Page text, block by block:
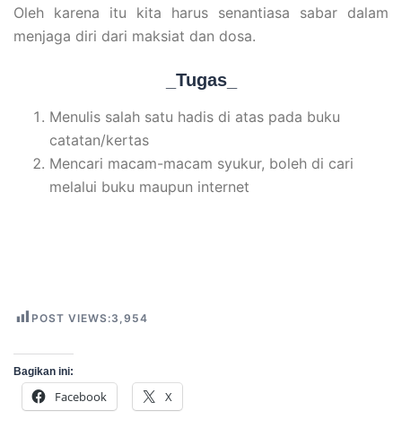
Oleh karena itu kita harus senantiasa sabar dalam
menjaga diri dari maksiat dan dosa.
_Tugas_
Menulis salah satu hadis di atas pada buku
catatan/kertas
Mencari macam-macam syukur, boleh di cari
melalui buku maupun internet
POST VIEWS:3,954
Bagikan ini:
Facebook X